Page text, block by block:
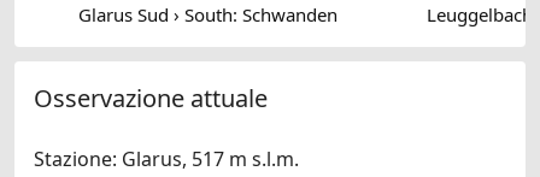
Glarus Sud › South: Schwanden Leuggelbach
Osservazione attuale
Stazione: Glarus, 517 m s.l.m.